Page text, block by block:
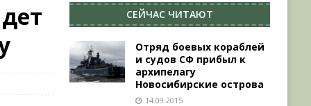
СЕЙЧАС ЧИТАЮТ
Отряд боевых кораблей
и судов СФ прибыл к
архипелагу
Новосибирские острова
14.09.2015